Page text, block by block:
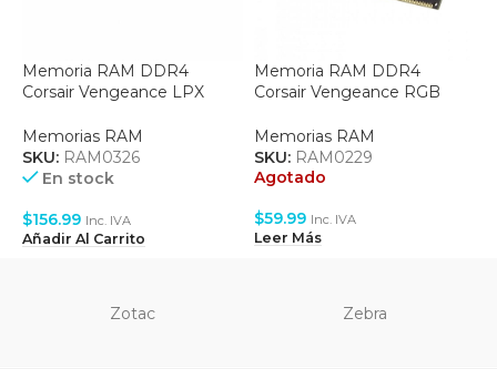
Memoria RAM DDR4
Corsair Vengeance LPX
(CMK8GX4M1Z3200C16)
Memorias RAM
SKU: RAM0326
En stock
$156.99 Inc. IVA
Añadir Al Carrito
Memoria RAM DDR4
Corsair Vengeance RGB
(CMW8GX4M1Z3200C16)
Memorias RAM
SKU: RAM0229
Agotado
$59.99 Inc. IVA
Leer Más
Zotac Zebra